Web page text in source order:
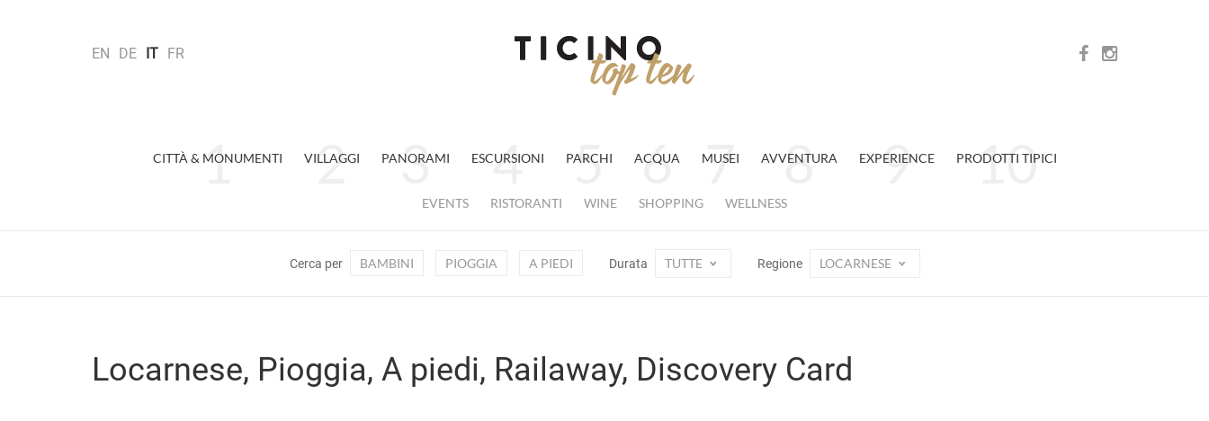
EN DE IT FR
CITTÀ & MONUMENTI VILLAGGI PANORAMI ESCURSIONI PARCHI ACQUA MUSEI AVVENTURA EXPERIENCE PRODOTTI TIPICI
EVENTS RISTORANTI WINE SHOPPING WELLNESS
Cerca per BAMBINI PIOGGIA A PIEDI Durata TUTTE Regione LOCARNESE
Locarnese, Pioggia, A piedi, Railaway, Discovery Card